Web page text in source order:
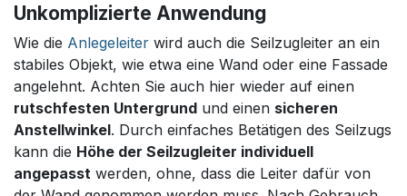
Unkomplizierte Anwendung
Wie die Anlegeleiter wird auch die Seilzugleiter an ein
stabiles Objekt, wie etwa eine Wand oder eine Fassade
angelehnt. Achten Sie auch hier wieder auf einen
rutschfesten Untergrund und einen sicheren
Anstellwinkel. Durch einfaches Betätigen des Seilzugs
kann die Höhe der Seilzugleiter individuell
angepasst werden, ohne, dass die Leiter dafür von